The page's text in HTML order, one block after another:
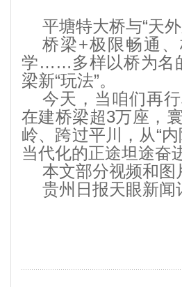
平塘特大桥与“天
桥梁+极限畅通
学……多样以桥为名
梁新“玩法”。
今天，当咱们再
在建桥梁超3万座，
岭、跨过平川，从“
当代化的正途坦途奋
本文部分视频和
贵州日报天眼新闻